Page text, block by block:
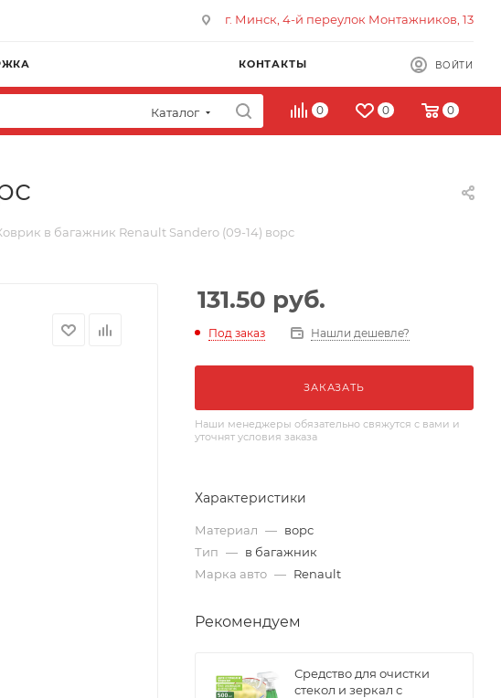
г. Минск, 4-й переулок Монтажников, 13
КОНТАКТЫ ВОЙТИ
Каталог 0 0 0
в багажник Renault Sandero (09-14) ворс
131.50 руб.
Под заказ Нашли дешевле?
ЗАКАЗАТЬ
Наши менеджеры обязательно свяжутся с вами и
уточнят условия заказа
Характеристики
Материал — ворс
Тип — в багажник
Марка авто — Renault
Рекомендуем
Средство для очистки
стекол и зеркал с